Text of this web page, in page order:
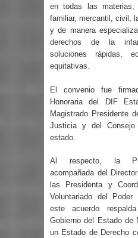
en todas las materias,
familiar, mercantil, civil,
y de manera
derechos de la
soluciones rápidas,
equitativas.
El convenio fue
Honoraria del DIF
Magistrado Presidente
Justicia y del
estado.
Al respecto, la
acompañada del
las Presidenta y
Voluntariado del
este acuerdo
Gobierno del Estado de
un Estado de Derecho